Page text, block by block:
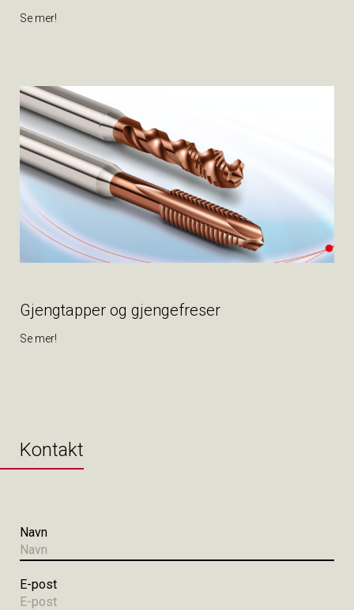
Se mer!
Gjengtapper og gjengefreser
Se mer!
Kontakt
Navn
E-post